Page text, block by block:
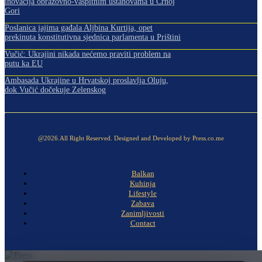
Gori
Poslanica jajima gađala Aljbina Kurtija, opet
prekinuta konstitutivna sjednica parlamenta u Prištini
Vučić: Ukrajini nikada nećemo praviti problem na
putu ka EU
Ambasada Ukrajine u Hrvatskoj proslavlja Oluju,
dok Vučić dočekuje Zelenskog
@2026.All Right Reserved. Designed and Developed by Press.co.me
Balkan
Kuhinja
Lifestyle
Zabava
Zanimljivosti
Contact